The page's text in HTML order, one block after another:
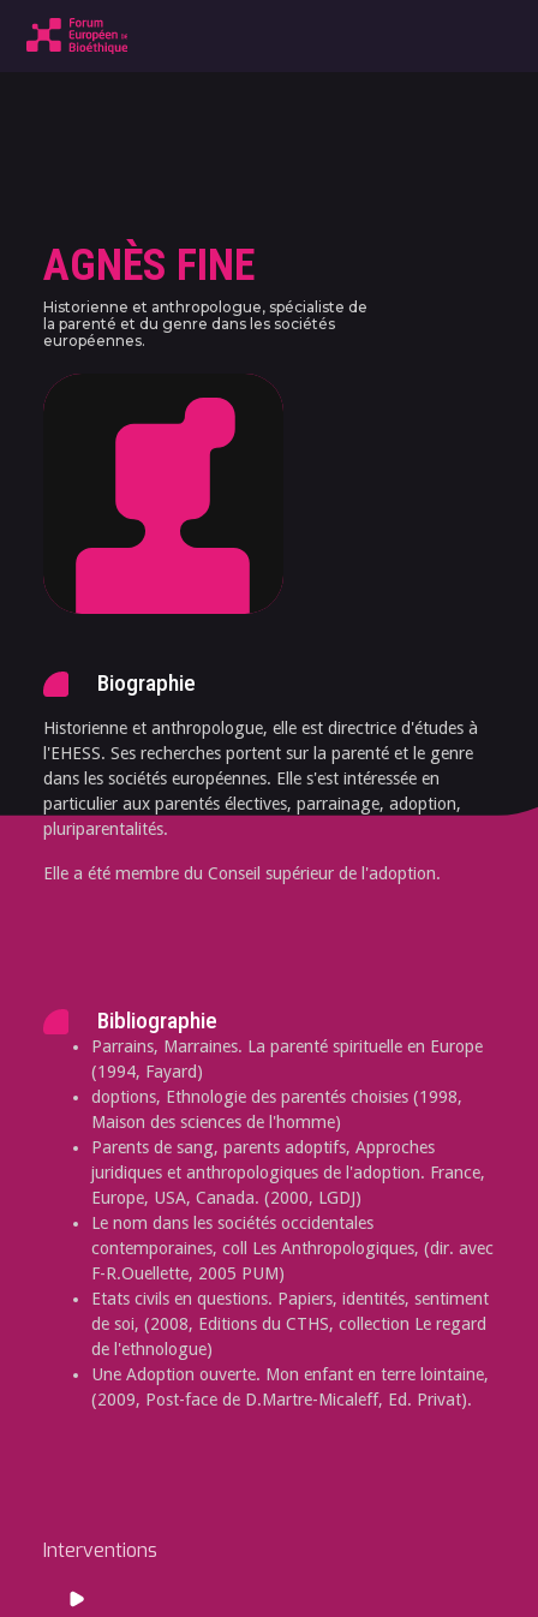
AGNÈS FINE
Historienne et anthropologue, spécialiste de
la parenté et du genre dans les sociétés
européennes.
Biographie
Historienne et anthropologue, elle est directrice d'études à
l'EHESS. Ses recherches portent sur la parenté et le genre
dans les sociétés européennes. Elle s'est intéressée en
particulier aux parentés électives, parrainage, adoption,
pluriparentalités.
Elle a été membre du Conseil supérieur de l'adoption.
Bibliographie
Parrains, Marraines. La parenté spirituelle en Europe
(1994, Fayard)
doptions, Ethnologie des parentés choisies (1998,
Maison des sciences de l'homme)
Parents de sang, parents adoptifs, Approches
juridiques et anthropologiques de l'adoption. France,
Europe, USA, Canada. (2000, LGDJ)
Le nom dans les sociétés occidentales
contemporaines, coll Les Anthropologiques, (dir. avec
F-R.Ouellette, 2005 PUM)
Etats civils en questions. Papiers, identités, sentiment
de soi, (2008, Editions du CTHS, collection Le regard
de l'ethnologue)
Une Adoption ouverte. Mon enfant en terre lointaine,
(2009, Post-face de D.Martre-Micaleff, Ed. Privat).
Interventions